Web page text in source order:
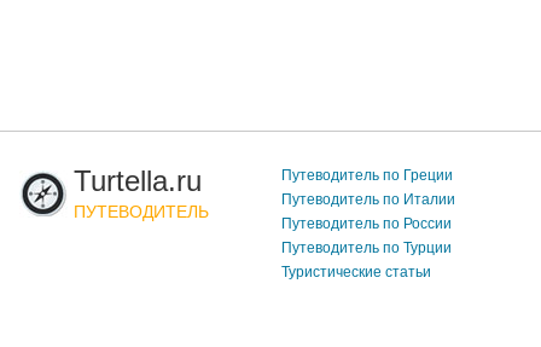
Turtella.ru
ПУТЕВОДИТЕЛЬ
Путеводитель по Греции
Путеводитель по Италии
Путеводитель по России
Путеводитель по Турции
Туристические статьи